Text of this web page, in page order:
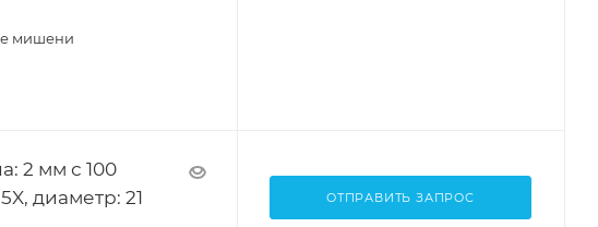
мишени
2 мм с 100
диаметр: 21
ОТПРАВИТЬ ЗАПРОС